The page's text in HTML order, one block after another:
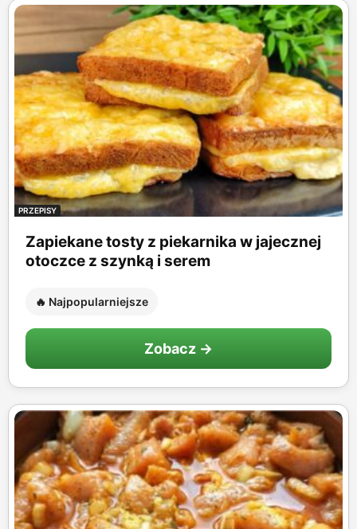
PRZEPISY
Zapiekane tosty z piekarnika w jajecznej
otoczce z szynką i serem
🔥 Najpopularniejsze
Zobacz →